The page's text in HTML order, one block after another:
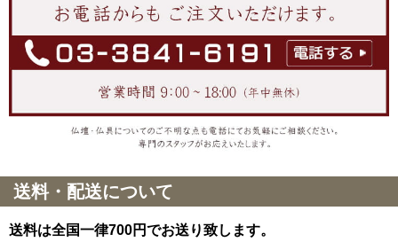
送料・配送について
送料は全国一律700円でお送り致します。